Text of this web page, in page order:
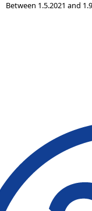
Between 1.5.2021 and